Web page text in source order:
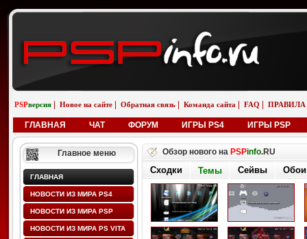
PSPверсия Новое на сайте Обратная связь Команда сайта FAQ ПРАВИЛА
ГЛАВНАЯ ЧАТ ФОРУМ ИГРЫ PS4 ИГРЫ PSP
Главное меню
ГЛАВНАЯ
НОВОСТИ ИЗ МИРА PS4
НОВОСТИ ИЗ МИРА PSP
НОВОСТИ ИЗ МИРА PS VITA
Обзор нового на PSPinfo.RU
Сходки Темы Сейвы Обои